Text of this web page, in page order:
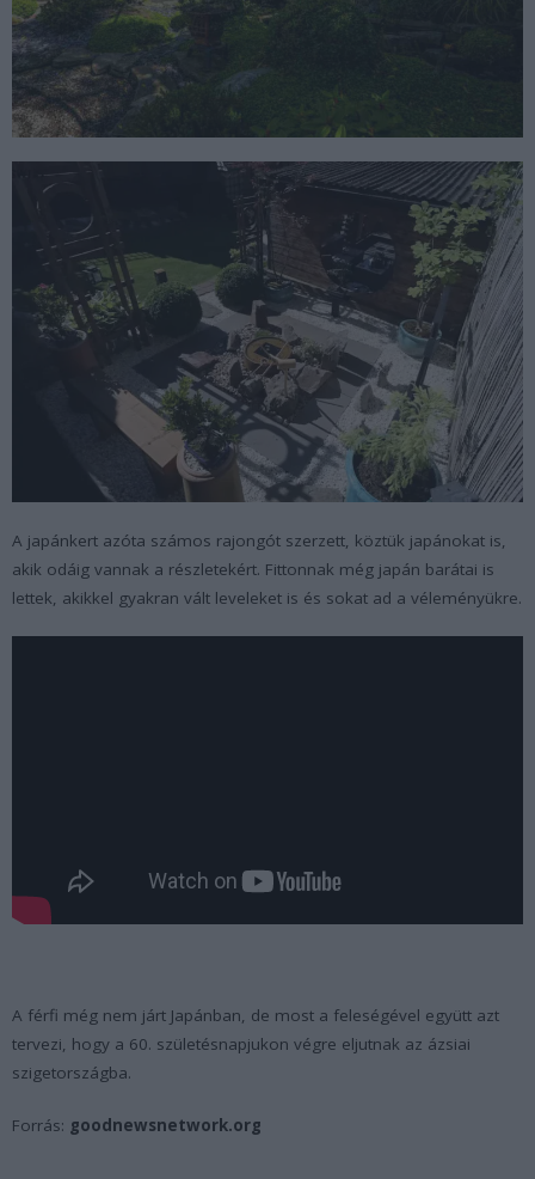
A japánkert azóta számos rajongót szerzett, köztük japánokat is,
akik odáig vannak a részletekért. Fittonnak még japán barátai is
lettek, akikkel gyakran vált leveleket is és sokat ad a véleményükre.
A férfi még nem járt Japánban, de most a feleségével együtt azt
tervezi, hogy a 60. születésnapjukon végre eljutnak az ázsiai
szigetországba.
Forrás: goodnewsnetwork.org